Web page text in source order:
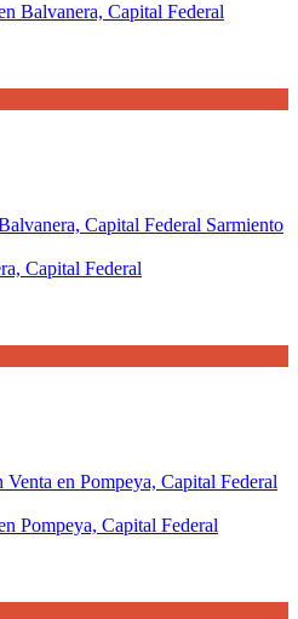
Balvanera, Capital Federal
Capital Federal
Pompeya, Capital Federal